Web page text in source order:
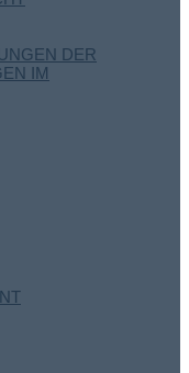
DER
IM